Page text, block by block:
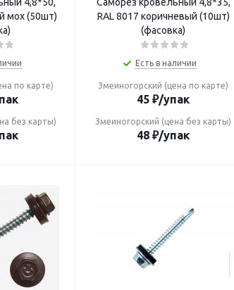
мох (50шт)
по карте)
без карты)
RAL 8017 коричневый (10шт)
(фасовка)
Есть в наличии
Змеиногорский (цена по карте)
45 ₽/упак
Змеиногорский (цена без карты)
48 ₽/упак